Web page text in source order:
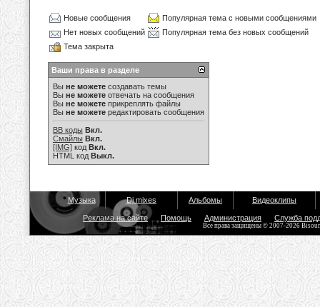
Новые сообщения
Популярная тема с новыми сообщениями
Нет новых сообщений
Популярная тема без новых сообщений
Тема закрыта
Ваши права в разделе
Вы не можете создавать темы
Вы не можете отвечать на сообщения
Вы не можете прикреплять файлы
Вы не можете редактировать сообщения
BB коды Вкл.
Смайлы Вкл.
[IMG] код Вкл.
HTML код Выкл.
Музыка Dj mixes Альбомы Видеоклипы
Реклама на сайте Помощь Администрация Служба
Все права защищены © 2007-2026